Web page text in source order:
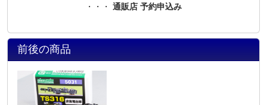
・・・ 通販店 予約申込み
前後の商品